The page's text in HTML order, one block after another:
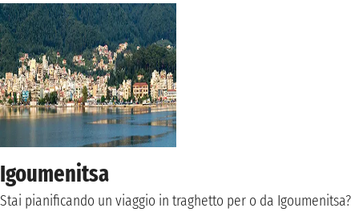
Igoumenitsa
Stai pianificando un viaggio in traghetto per o da Igoumenitsa?